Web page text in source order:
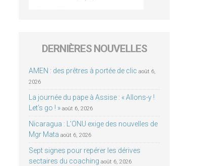
DERNIÈRES NOUVELLES
AMEN : des prêtres à portée de clic août 6,
2026
La journée du pape à Assise : « Allons-y !
Let’s go ! » août 6, 2026
Nicaragua : L’ONU exige des nouvelles de
Mgr Mata août 6, 2026
Sept signes pour repérer les dérives
sectaires du coaching août 6, 2026